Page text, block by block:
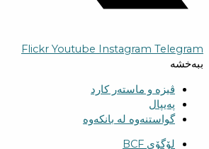
Flickr Youtube Instagram Telegram
ببەخشە
ڤیزە و ماستەر کارد
پەیپال
گواستنەوە لە بانکەوە
لۆگۆی BCF